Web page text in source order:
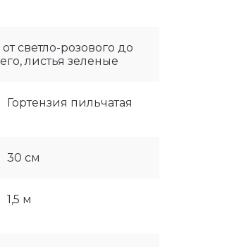
светло-розового до
листья зеленые
Гортензия пильчатая
30 см
1,5 м